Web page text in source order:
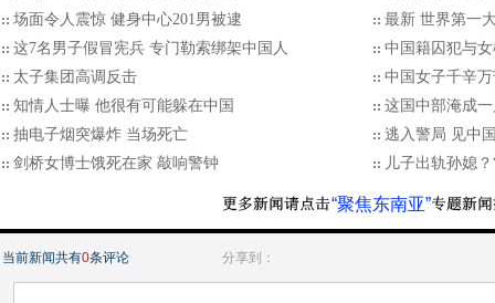
场面令人震惊 健身中心201男被逮
最新 世界第一
这7名男子假冒宪兵 专门勒索绑架中国人
中国籍囚犯与
太子集团高调反击
中国女子千辛
知情人士曝 他很有可能躲在中国
这国中部淹成
抽电子烟突爆炸 当场死亡
逃入警局 见中
剑桥女博士饿死在家 敲响警钟
儿子出轨孙媳
“聚焦东南亚”
当前新闻共有0条评论 分享到：